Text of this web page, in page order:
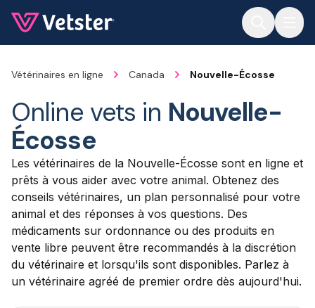
Vétérinaires en ligne Canada Nouvelle-Écosse
Online vets in Nouvelle-
Écosse
Les vétérinaires de la Nouvelle-Écosse sont en ligne et
prêts à vous aider avec votre animal. Obtenez des
conseils vétérinaires, un plan personnalisé pour votre
animal et des réponses à vos questions. Des
médicaments sur ordonnance ou des produits en
vente libre peuvent être recommandés à la discrétion
du vétérinaire et lorsqu'ils sont disponibles. Parlez à
un vétérinaire agréé de premier ordre dès aujourd'hui.